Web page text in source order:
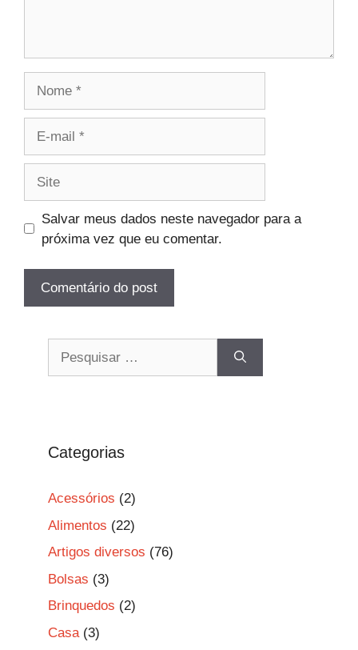
Salvar meus dados neste navegador para a
próxima vez que eu comentar.
Categorias
Acessórios (2)
Alimentos (22)
Artigos diversos (76)
Bolsas (3)
Brinquedos (2)
Casa (3)